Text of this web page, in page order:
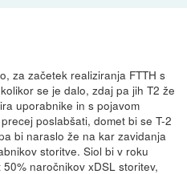
za začetek realiziranja FTTH s
se je dalo, zdaj pa jih T2 že
uporabnike in s pojavom
poslabšati, domet bi se T-2
bi naraslo že na kar zavidanja
storitve. Siol bi v roku
naročnikov xDSL storitev,